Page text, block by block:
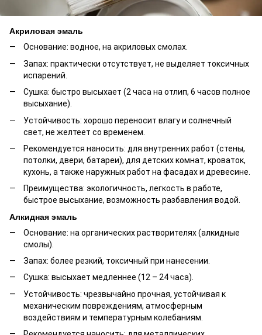
Акриловая эмаль
Основание: водное, на акриловых смолах.
Запах: практически отсутствует, не выделяет токсичных
испарений.
Сушка: быстро высыхает (2 часа на отлип, 6 часов полное
высыхание).
Устойчивость: хорошо переносит влагу и солнечный
свет, не желтеет со временем.
Рекомендуется наносить: для внутренних работ (стены,
потолки, двери, батареи), для детских комнат, кроваток,
кухонь, а также наружных работ на фасадах и древесине.
Преимущества: экологичность, легкость в работе,
быстрое высыхание, возможность разбавления водой.
Алкидная эмаль
Основание: на органических растворителях (алкидные
смолы).
Запах: более резкий, токсичный при нанесении.
Сушка: высыхает медленнее (12 – 24 часа).
Устойчивость: чрезвычайно прочная, устойчивая к
механическим повреждениям, атмосферным
воздействиям и температурным колебаниям.